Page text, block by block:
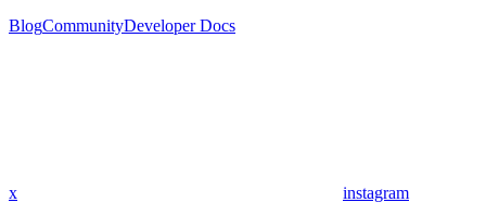
BlogCommunityDeveloper Docs
x instagram